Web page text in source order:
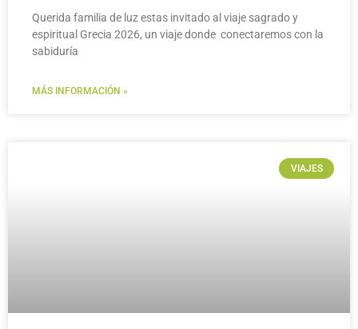
Querida familia de luz estas invitado al viaje sagrado y
espiritual Grecia 2026, un viaje donde conectaremos con la
sabiduría
MÁS INFORMACIÓN »
VIAJES